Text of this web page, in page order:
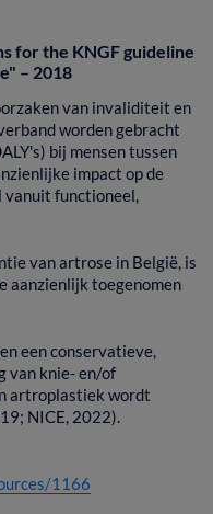
for the KNGF guideline
– 2018
van invaliditeit en
worden gebracht
bij mensen tussen
impact op de
vanuit functioneel,
van artrose in België, is
aanzienlijk toegenomen
een conservatieve,
van knie- en/of
artroplastiek wordt
NICE, 2022).
1166